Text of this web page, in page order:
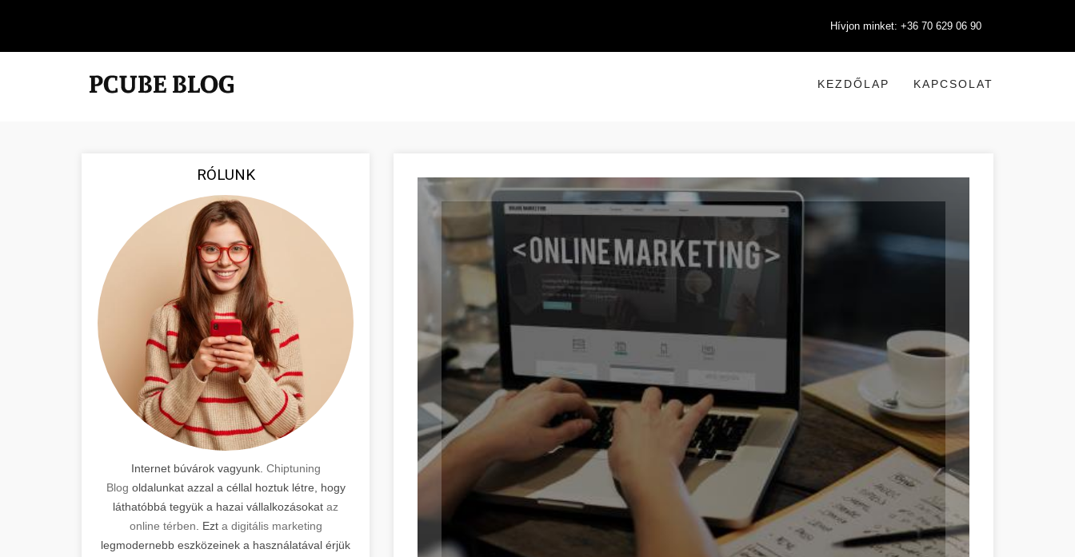
Hívjon minket: +36 70 629 06 90
KEZDŐLAP KAPCSOLAT
RÓLUNK
Internet búvárok vagyunk. Chiptuning
Blog oldalunkat azzal a céllal hoztuk létre, hogy
láthatóbbá tegyük a hazai vállalkozásokat az
online térben . Ezt a digitális marketing
legmodernebb eszközeinek a használatával érjük